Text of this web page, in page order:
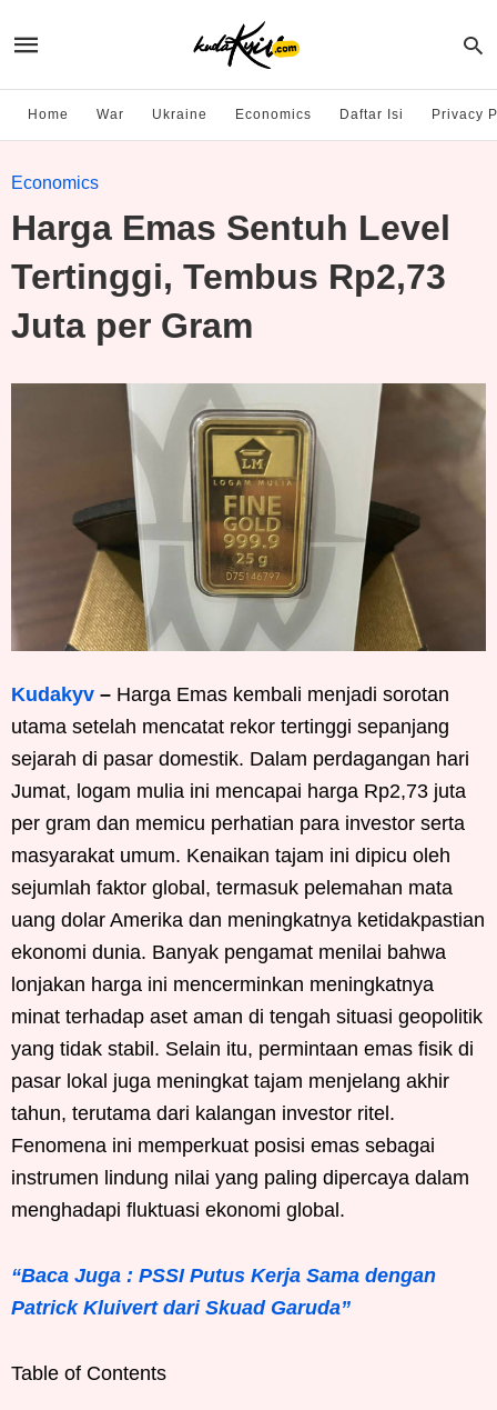
Home War Ukraine Economics Daftar Isi Privacy
Economics
Harga Emas Sentuh Level
Tertinggi, Tembus Rp2,73
Juta per Gram
Kudakyv – Harga Emas kembali menjadi sorotan
utama setelah mencatat rekor tertinggi sepanjang
sejarah di pasar domestik. Dalam perdagangan hari
Jumat, logam mulia ini mencapai harga Rp2,73 juta
per gram dan memicu perhatian para investor serta
masyarakat umum. Kenaikan tajam ini dipicu oleh
sejumlah faktor global, termasuk pelemahan mata
uang dolar Amerika dan meningkatnya ketidakpastian
ekonomi dunia. Banyak pengamat menilai bahwa
lonjakan harga ini mencerminkan meningkatnya
minat terhadap aset aman di tengah situasi geopolitik
yang tidak stabil. Selain itu, permintaan emas fisik di
pasar lokal juga meningkat tajam menjelang akhir
tahun, terutama dari kalangan investor ritel.
Fenomena ini memperkuat posisi emas sebagai
instrumen lindung nilai yang paling dipercaya dalam
menghadapi fluktuasi ekonomi global.
“Baca Juga : PSSI Putus Kerja Sama dengan
Patrick Kluivert dari Skuad Garuda”
Table of Contents